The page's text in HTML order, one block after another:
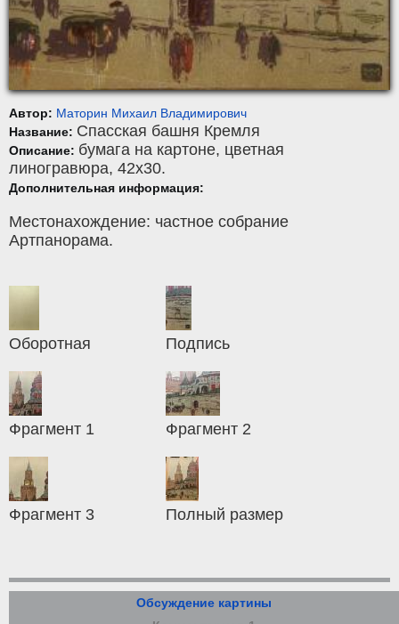
Автор: Маторин Михаил Владимирович
Название: Спасская башня Кремля
Описание: бумага на картоне, цветная
линогравюра, 42x30.
Дополнительная информация:
Местонахождение: частное собрание
Артпанорама.
Оборотная Подпись
Фрагмент 1 Фрагмент 2
Фрагмент 3 Полный размер
Обсуждение картины